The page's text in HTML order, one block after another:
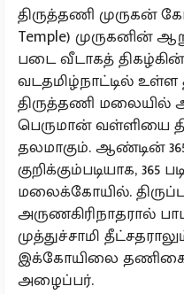
திருத்தணி முருகன்
Temple) முருகனின்
படை வீடாகத்
வடதமிழ்நாட்டில் உள்ள
திருத்தணி மலையில்
பெருமான் வள்ளியை
தலமாகும். ஆண்டின்
குறிக்கும்படியாக,
மலைக்கோயில்.
அருணகிரிநாதரால்
முத்துச்சாமி
இக்கோயிலை தணிகை
அழைப்பர்.